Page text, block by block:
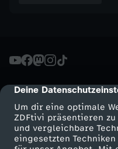
cmp-dialog-
Deine
Um dir eine optimale
ZDFtivi präsentieren
und vergleichbare
eingesetzten
L
e
b